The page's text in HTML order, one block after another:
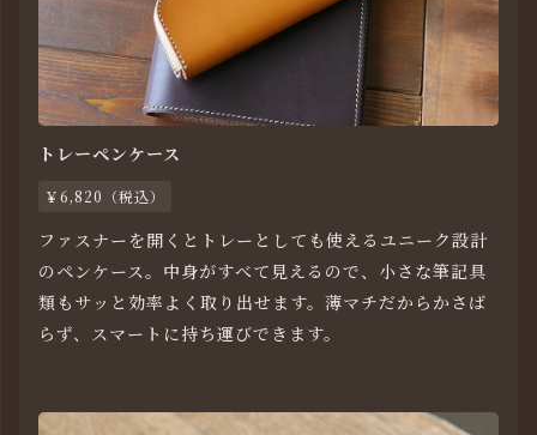
トレーペンケース
￥6,820（税込）
ファスナーを開くとトレーとしても使えるユニーク設計
のペンケース。中身がすべて見えるので、小さな筆記具
類もサッと効率よく取り出せます。薄マチだからかさば
らず、スマートに持ち運びできます。